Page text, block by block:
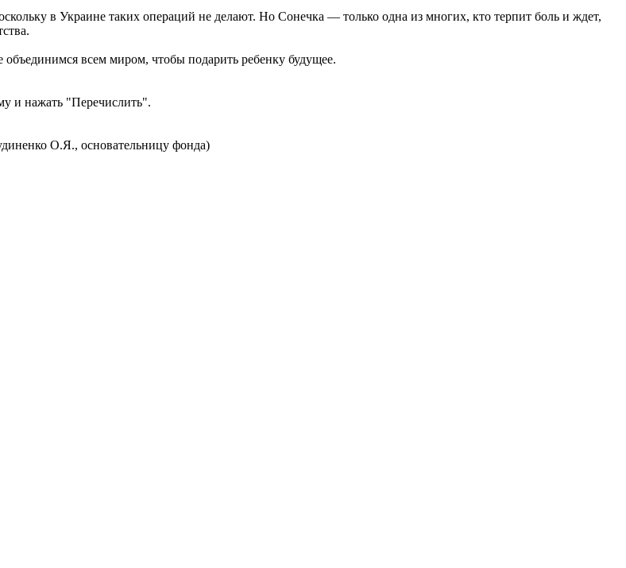
в Украине таких операций не делают. Но Сонечка — только одна из многих, кто терпит боль и ждет,
всем миром, чтобы подарить ребенку будущее.
и нажать "Перечислить".
О.Я., основательницу фонда)